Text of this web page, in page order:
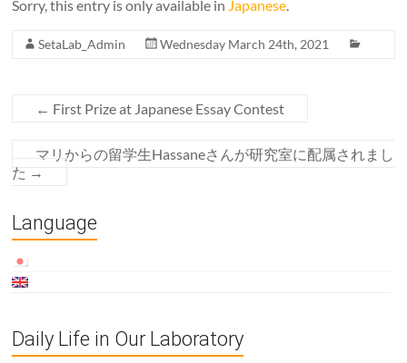
Sorry, this entry is only available in Japanese.
SetaLab_Admin Wednesday March 24th, 2021
← First Prize at Japanese Essay Contest
マリからの留学生Hassaneさんが研究室に配属されまし
た →
Language
Daily Life in Our Laboratory